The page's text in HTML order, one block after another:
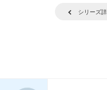
シリーズ